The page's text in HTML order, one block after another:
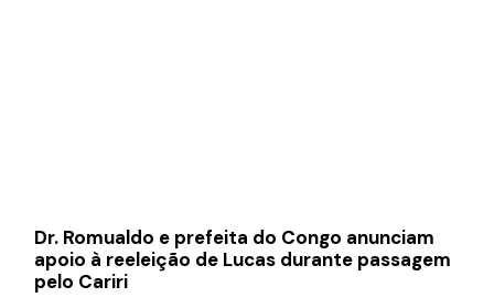
Dr. Romualdo e prefeita do Congo anunciam
apoio à reeleição de Lucas durante passagem
pelo Cariri